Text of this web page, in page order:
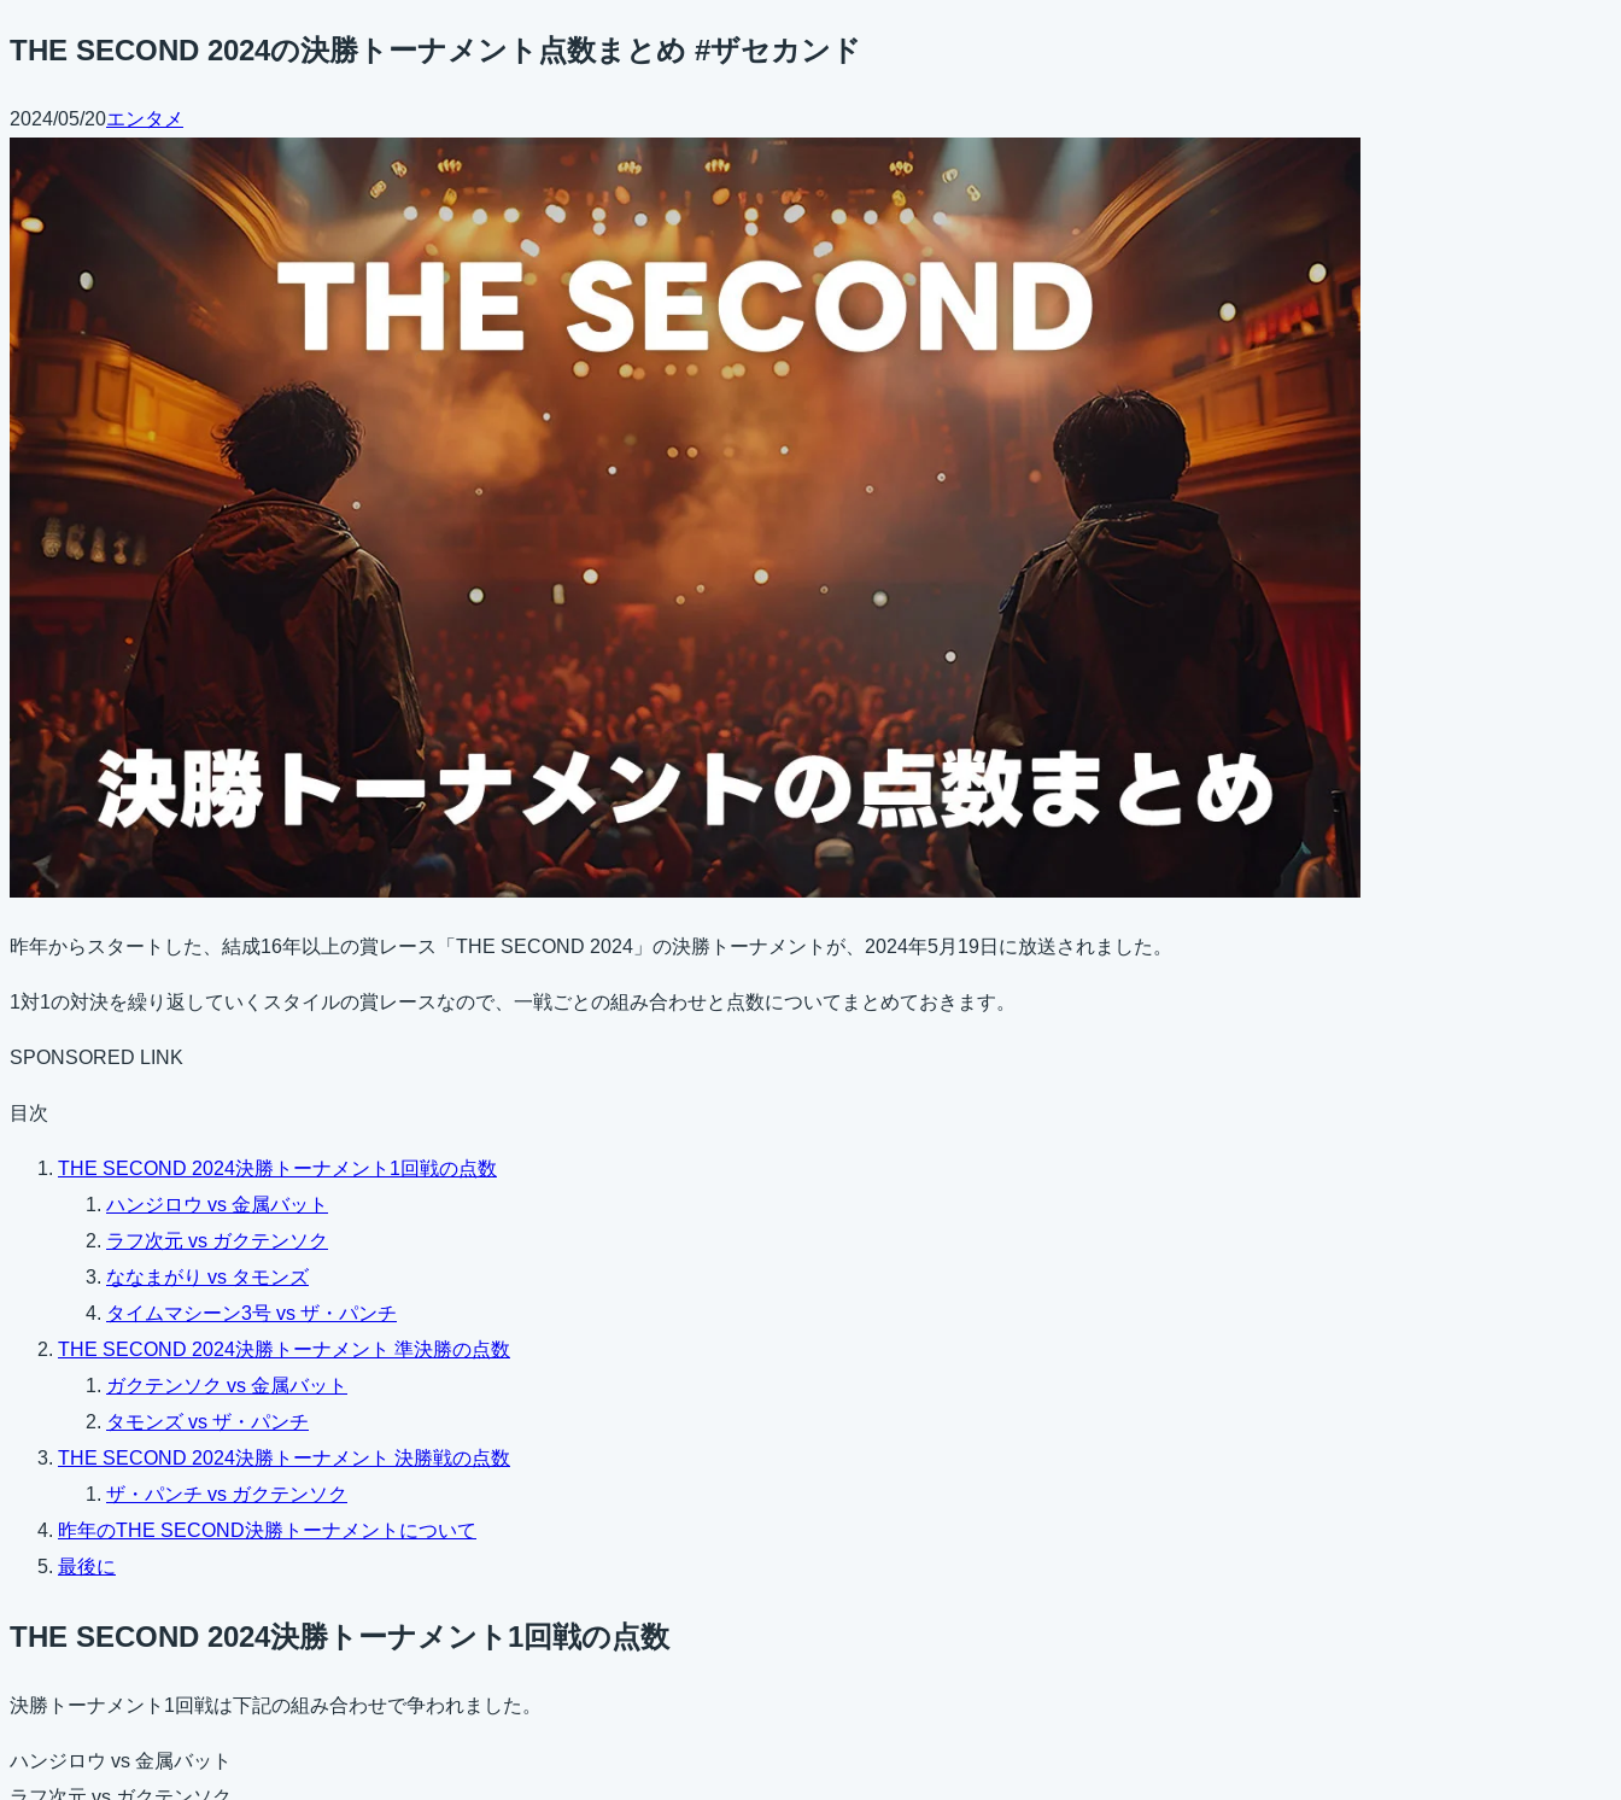
THE SECOND 2024の決勝トーナメント点数まとめ #ザセカンド
2024/05/20エンタメ
昨年からスタートした、結成16年以上の賞レース「THE SECOND 2024」の決勝トーナメントが、2024年5月19日に放送されました。
1対1の対決を繰り返していくスタイルの賞レースなので、一戦ごとの組み合わせと点数についてまとめておきます。
SPONSORED LINK
目次
THE SECOND 2024決勝トーナメント1回戦の点数
ハンジロウ vs 金属バット
ラフ次元 vs ガクテンソク
ななまがり vs タモンズ
タイムマシーン3号 vs ザ・パンチ
THE SECOND 2024決勝トーナメント 準決勝の点数
ガクテンソク vs 金属バット
タモンズ vs ザ・パンチ
THE SECOND 2024決勝トーナメント 決勝戦の点数
ザ・パンチ vs ガクテンソク
昨年のTHE SECOND決勝トーナメントについて
最後に
THE SECOND 2024決勝トーナメント1回戦の点数
決勝トーナメント1回戦は下記の組み合わせで争われました。
ハンジロウ vs 金属バット